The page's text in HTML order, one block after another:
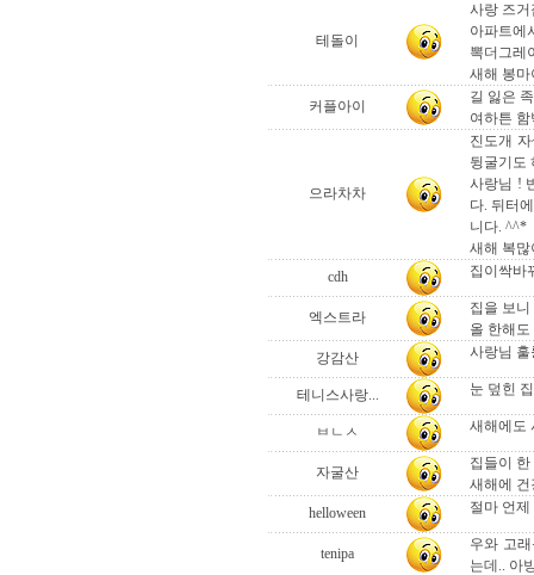
테돌이
사랑 즈거
아파트에
뽁더그레
새해 봉
커플아이
길 잃은
여하튼
으라차차
진도개
뒹굴기도
사랑님 !
다. 뒤터
니다. ^^*
새해 복
cdh
집이싹바
엑스트라
집을 보
올 한해
강감산
사랑님 훌
테니스사랑... 눈 덮힌
ㅂㄴㅅ 새해에도
자굴산
집들이
새해에
helloween
절마 언제
tenipa
우와 고
는데.. 아